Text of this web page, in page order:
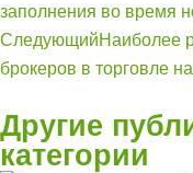
заполнения во время
СледующийНаиболее
брокеров в торговле
Другие
категории